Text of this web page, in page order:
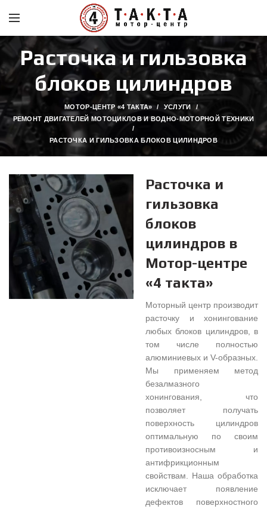
Расточка и гильзовка
блоков цилиндров
МОТОР-ЦЕНТР «4 ТАКТА»
УСЛУГИ
РЕМОНТ ДВИГАТЕЛЕЙ МОТОЦИКЛОВ И ВОДНО-МОТОРНОЙ ТЕХНИКИ
РАСТОЧКА И ГИЛЬЗОВКА БЛОКОВ ЦИЛИНДРОВ
Расточка и
гильзовка
блоков
цилиндров в
Мотор-центре
«4 такта»
Моторный центр производит
расточку и хонингование
любых блоков цилиндров, в
том числе полностью
алюминиевых и V-образных.
Мы применяем метод
безалмазного
хонингования, что
позволяет получать
поверхность цилиндров
оптимальную по своим
противоизносным и
антифрикционным
свойствам. Наша обработка
исключает появление
дефектов поверхностного